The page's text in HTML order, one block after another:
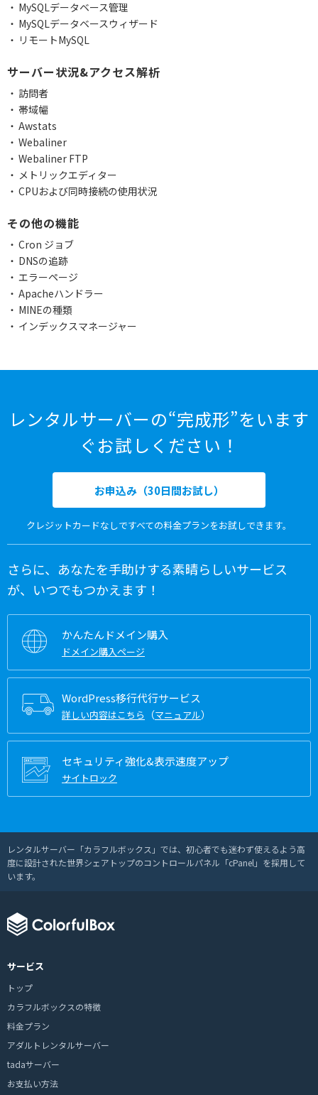
MySQLデータベース管理
MySQLデータベースウィザード
リモートMySQL
サーバー状況&アクセス解析
訪問者
帯域幅
Awstats
Webaliner
Webaliner FTP
メトリックエディター
CPUおよび同時接続の使用状況
その他の機能
Cron ジョブ
DNSの追跡
エラーページ
Apacheハンドラー
MINEの種類
インデックスマネージャー
レンタルサーバーの“完成形”をいます
ぐお試しください！
お申込み（30日間お試し）
クレジットカードなしですべての料金プランをお試しできます。
さらに、あなたを手助けする素晴らしいサービス
が、いつでもつかえます！
かんたんドメイン購入
ドメイン購入ページ
WordPress移行代行サービス
詳しい内容はこちら （マニュアル）
セキュリティ強化&表示速度アップ
サイトロック
レンタルサーバー「カラフルボックス」では、初心者でも迷わず使えるよう高
度に設計された世界シェアトップのコントロールパネル「cPanel」を採用して
います。
サービス
トップ
カラフルボックスの特徴
料金プラン
アダルトレンタルサーバー
tadaサーバー
お支払い方法